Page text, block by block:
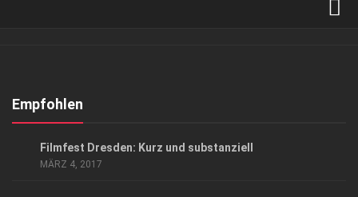
Kontakt, Impressum
Empfohlen
Filmfest Dresden: Kurz und substanziell
MÄRZ 4, 2017